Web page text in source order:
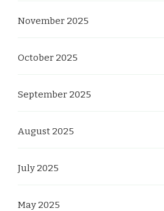
November 2025
October 2025
September 2025
August 2025
July 2025
May 2025